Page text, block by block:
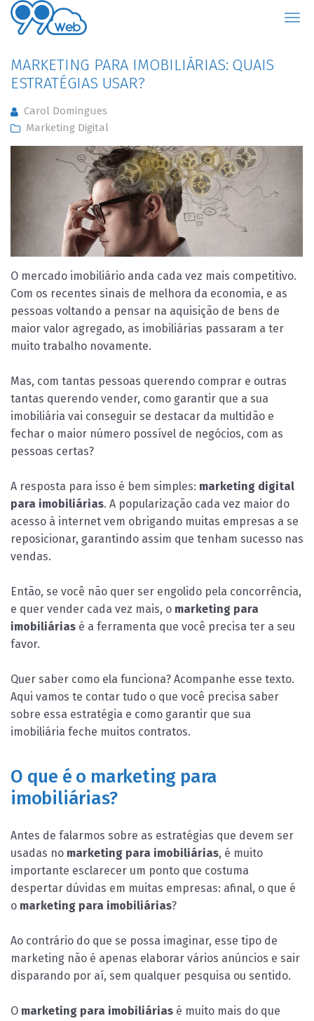
MARKETING PARA IMOBILIÁRIAS: QUAIS
ESTRATÉGIAS USAR?
Carol Domingues
Marketing Digital
O mercado imobiliário anda cada vez mais competitivo.
Com os recentes sinais de melhora da economia, e as
pessoas voltando a pensar na aquisição de bens de
maior valor agregado, as imobiliárias passaram a ter
muito trabalho novamente.
Mas, com tantas pessoas querendo comprar e outras
tantas querendo vender, como garantir que a sua
imobiliária vai conseguir se destacar da multidão e
fechar o maior número possível de negócios, com as
pessoas certas?
A resposta para isso é bem simples: marketing digital
para imobiliárias. A popularização cada vez maior do
acesso à internet vem obrigando muitas empresas a se
reposicionar, garantindo assim que tenham sucesso nas
vendas.
Então, se você não quer ser engolido pela concorrência,
e quer vender cada vez mais, o marketing para
imobiliárias é a ferramenta que você precisa ter a seu
favor.
Quer saber como ela funciona? Acompanhe esse texto.
Aqui vamos te contar tudo o que você precisa saber
sobre essa estratégia e como garantir que sua
imobiliária feche muitos contratos.
O que é o marketing para
imobiliárias?
Antes de falarmos sobre as estratégias que devem ser
usadas no marketing para imobiliárias, é muito
importante esclarecer um ponto que costuma
despertar dúvidas em muitas empresas: afinal, o que é
o marketing para imobiliárias?
Ao contrário do que se possa imaginar, esse tipo de
marketing não é apenas elaborar vários anúncios e sair
disparando por aí, sem qualquer pesquisa ou sentido.
O marketing para imobiliárias é muito mais do que